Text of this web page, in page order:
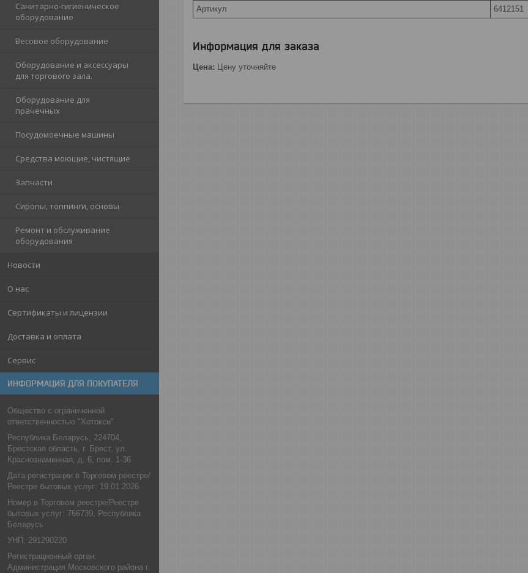
Санитарно-гигиеническое
оборудование
Весовое оборудование
Оборудование и аксессуары
для торгового зала.
Оборудование для
прачечных
Посудомоечные машины
Средства моющие, чистящие
Запчасти
Сиропы, топпинги, основы
Ремонт и обслуживание
оборудования
Новости
О нас
Сертификаты и лицензии
Доставка и оплата
Сервис
ИНФОРМАЦИЯ ДЛЯ ПОКУПАТЕЛЯ
Общество с ограниченной
ответственностью "Хотокси"
Республика Беларусь, 224704,
Брестская область, г. Брест, ул.
Краснознаменная, д. 6, пом. 1-36
Дата регистрации в Торговом реестре/
Реестре бытовых услуг: 19.01.2026
Номер в Торговом реестре/Реестре
бытовых услуг: 766739, Республика
Беларусь
УНП: 291290220
Регистрационный орган:
Администрация Московского района г.
Артикул
6412151
Информация для заказа
Цена: Цену уточняйте